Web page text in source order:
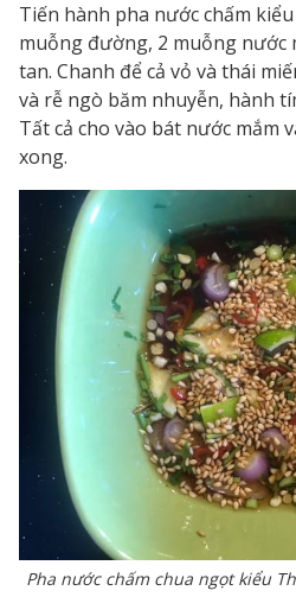
Tiến hành pha nước chấm
muỗng đường, 2 muỗng nước
tan. Chanh để cả vỏ và thái
và rễ ngò băm nhuyễn, hành
Tất cả cho vào bát nước mắm
xong.
Pha nước chấm chua ngọt kiểu